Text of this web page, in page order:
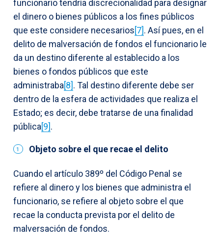
funcionario tendría discrecionalidad para designar
el dinero o bienes públicos a los fines públicos
que este considere necesarios[7]. Así pues, en el
delito de malversación de fondos el funcionario le
da un destino diferente al establecido a los
bienes o fondos públicos que este
administraba[8]. Tal destino diferente debe ser
dentro de la esfera de actividades que realiza el
Estado; es decir, debe tratarse de una finalidad
pública[9].
Objeto sobre el que recae el delito
Cuando el artículo 389º del Código Penal se
refiere al dinero y los bienes que administra el
funcionario, se refiere al objeto sobre el que
recae la conducta prevista por el delito de
malversación de fondos.